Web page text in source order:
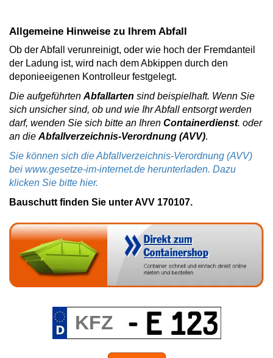
Allgemeine Hinweise zu Ihrem Abfall
Ob der Abfall verunreinigt, oder wie hoch der Fremdanteil
der Ladung ist, wird nach dem Abkippen durch den
deponieeigenen Kontrolleur festgelegt.
Die aufgeführten Abfallarten sind beispielhaft. Wenn Sie
sich unsicher sind, ob und wie Ihr Abfall entsorgt werden
darf, wenden Sie sich bitte an Ihren Containerdienst. oder
an die Abfallverzeichnis-Verordnung (AVV).
Sie können sich die Abfallverzeichnis-Verordnung (AVV)
bei www.gesetze-im-internet.de herunterladen. Dazu
klicken Sie bitte hier.
Bauschutt finden Sie unter AVV 170107.